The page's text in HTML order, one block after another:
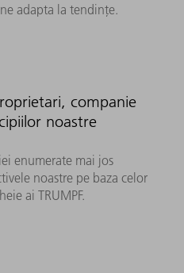
adapta la tendințe.
companie
noastre
enumerate mai jos
noastre pe baza celor
ai TRUMPF.